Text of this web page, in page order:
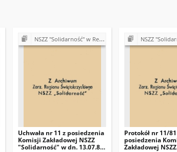
NSZZ "Solidarność" w Rejonie Budowy Dróg w Kielcach
Uchwała nr 11 z posiedzenia
Komisji Zakładowej NSZZ
"Solidarność" w dn. 13.07.81
NSZZ "Solidarność" w
Protokół nr 11/
posiedzenia
Zakładowej NSZZ